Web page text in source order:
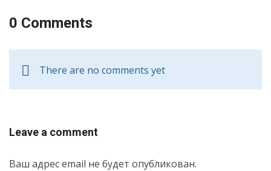
0 Comments
There are no comments yet
Leave a comment
Ваш адрес email не будет опубликован.